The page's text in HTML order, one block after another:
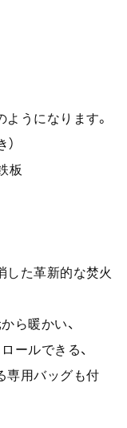
うになります。
板
した革新的な焚火
ら暖かい、
ールできる、
専用バッグも付